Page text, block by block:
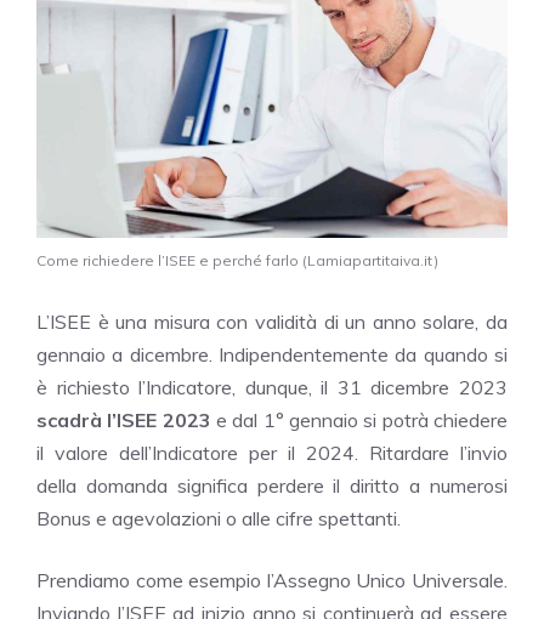
Come richiedere l’ISEE e perché farlo (Lamiapartitaiva.it)
L’ISEE è una misura con validità di un anno solare, da
gennaio a dicembre. Indipendentemente da quando si
è richiesto l’Indicatore, dunque, il 31 dicembre 2023
scadrà l’ISEE 2023 e dal 1° gennaio si potrà chiedere
il valore dell’Indicatore per il 2024. Ritardare l’invio
della domanda significa perdere il diritto a numerosi
Bonus e agevolazioni o alle cifre spettanti.
Prendiamo come esempio l’Assegno Unico Universale.
Inviando l’ISEE ad inizio anno si continuerà ad essere